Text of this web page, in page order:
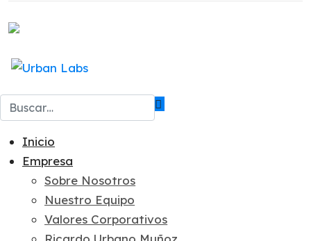
Buscar
Inicio
Empresa
Sobre Nosotros
Nuestro Equipo
Valores Corporativos